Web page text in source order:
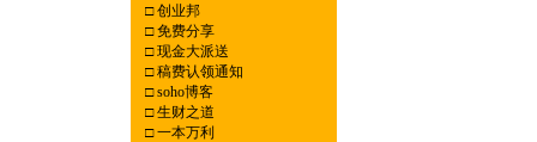
□创业邦
□免费分享
□现金大派送
□稿费认领通知
□soho博客
□生财之道
□一本万利